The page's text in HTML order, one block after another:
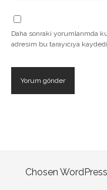
Daha sonraki yorumlarımda
adresim bu tarayıcıya
Chosen